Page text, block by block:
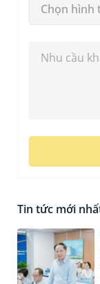
Chọn hình
Tin tức mới